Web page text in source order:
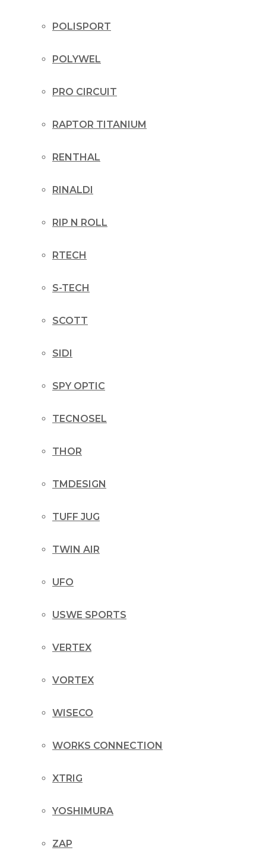
POLISPORT
POLYWEL
PRO CIRCUIT
RAPTOR TITANIUM
RENTHAL
RINALDI
RIP N ROLL
RTECH
S-TECH
SCOTT
SIDI
SPY OPTIC
TECNOSEL
THOR
TMDESIGN
TUFF JUG
TWIN AIR
UFO
USWE SPORTS
VERTEX
VORTEX
WISECO
WORKS CONNECTION
XTRIG
YOSHIMURA
ZAP